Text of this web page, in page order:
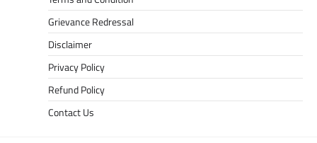
Grievance Redressal
Disclaimer
Privacy Policy
Refund Policy
Contact Us